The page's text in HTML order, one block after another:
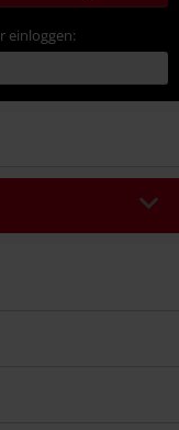
einloggen:
am Ende der Bestellung
Reduzierung